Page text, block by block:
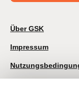
Über GSK
Impressum